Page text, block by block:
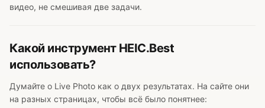
видео, не смешивая две задачи.
Какой инструмент HEIC.Best
использовать?
Думайте о Live Photo как о двух результатах. На сайте они
на разных страницах, чтобы всё было понятнее: